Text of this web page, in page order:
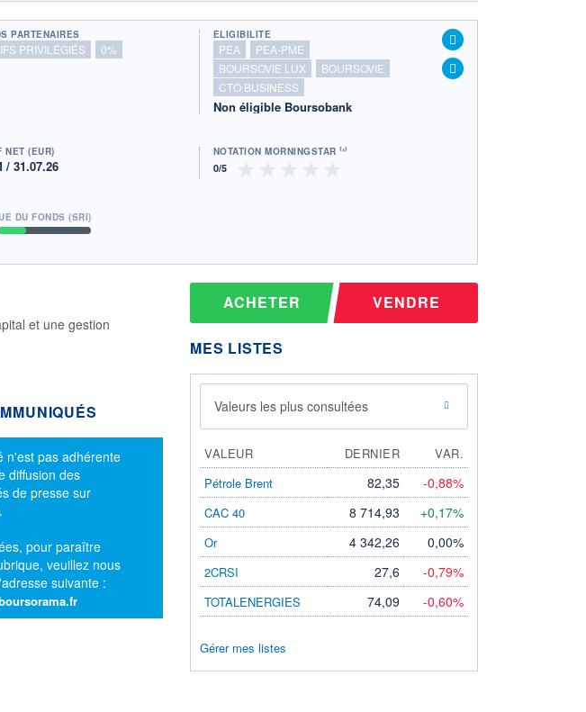
PARTENAIRES
PRIVILÉGIÉS 0%
ÉLIGIBILITÉ
PEA
PEA-PME
BOURSOVIE LUX
BOURSOVIE
CTO BUSINESS
Non éligible Boursobank
NET (EUR)
/ 31.07.26
NOTATION MORNINGSTAR ⁽¹⁾
DU FONDS (SRI)
et une gestion
n'est pas adhérente
diffusion des
de presse sur
pour paraître
veuillez nous
suivante :
ACHETER VENDRE
MES LISTES
Valeurs les plus consultées
VALEUR DERNIER
VAR.
Pétrole Brent
82,35 -0,88%
CAC 40 8 714,93 +0,17%
Or 4 342,26 0,00%
2CRSI 27,6 -0,79%
TOTALENERGIES 74,09 -0,60%
Gérer mes listes